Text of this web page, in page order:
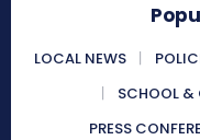
LOCAL NEWS
SCHOOL &
PRESS